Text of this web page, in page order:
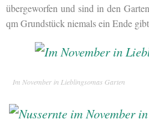
übergeworfen und sind in den
qm Grundstück niemals ein Ende
Im November in Lieblingsomas Garten